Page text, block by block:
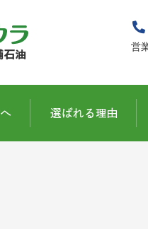
営